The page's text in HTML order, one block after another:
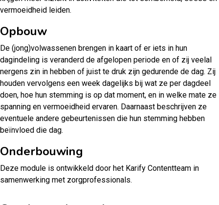
vermoeidheid leiden.
Opbouw
De (jong)volwassenen brengen in kaart of er iets in hun
dagindeling is veranderd de afgelopen periode en of zij veelal
nergens zin in hebben of juist te druk zijn gedurende de dag. Zij
houden vervolgens een week dagelijks bij wat ze per dagdeel
doen, hoe hun stemming is op dat moment, en in welke mate ze
spanning en vermoeidheid ervaren. Daarnaast beschrijven ze
eventuele andere gebeurtenissen die hun stemming hebben
beïnvloed die dag.
Onderbouwing
Deze module is ontwikkeld door het Karify Contentteam in
samenwerking met zorgprofessionals.